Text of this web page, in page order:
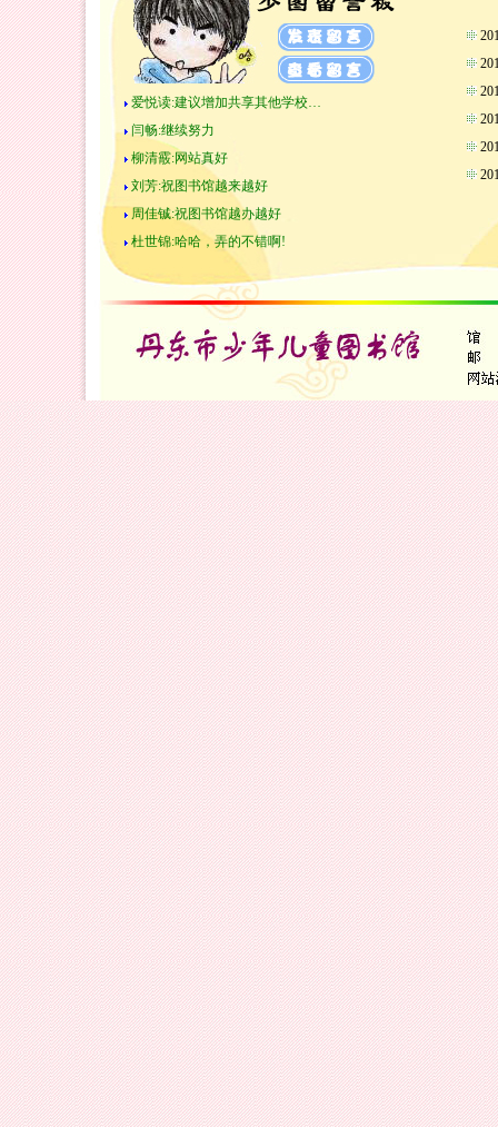
爱悦读:建议增加共享其他学校…
闫畅:继续努力
柳清霰:网站真好
刘芳:祝图书馆越来越好
周佳铖:祝图书馆越办越好
杜世锦:哈哈，弄的不错啊!